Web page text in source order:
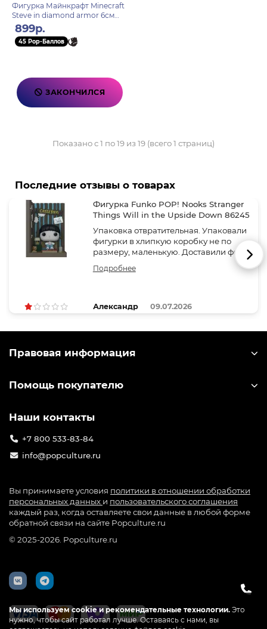
Фигурка Майнкрафт Minecraft
Steve in diamond armor 6см
34338
899р.
45 Pop-Баллов
ЗАКОНЧИЛСЯ
Показано с 1 по 19 из 19 (всего 1 страниц)
Последние отзывы о товарах
Фигурка Funko POP! Nooks Stranger
Things Will in the Upside Down 86245
Упаковка отвратительная. Упаковали
фигурки в хлипкую коробку не по
размеру, маленькую. Доставили фи..
Подробнее
Александр 09.07.2026
Мы используем cookie и рекомендательные технологии. Это
нужно, чтобы сайт работал лучше. Оставаясь с нами, вы
Правовая информация
Помощь покупателю
Наши контакты
+7 800 533-83-84
info@popculture.ru
Вы принимаете условия политики в отношении обработки
персональных данных и пользовательского соглашения
каждый раз, когда оставляете свои данные в любой форме
обратной связи на сайте Popculture.ru
© 2025-2026. Popculture.ru